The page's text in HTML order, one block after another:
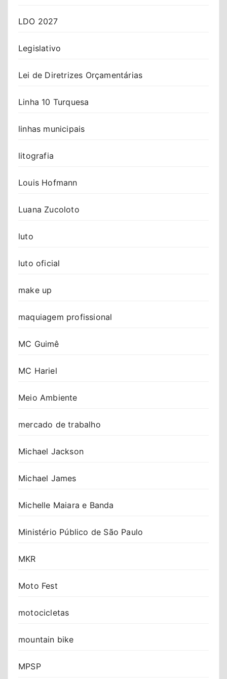
LDO 2027
Legislativo
Lei de Diretrizes Orçamentárias
Linha 10 Turquesa
linhas municipais
litografia
Louis Hofmann
Luana Zucoloto
luto
luto oficial
make up
maquiagem profissional
MC Guimê
MC Hariel
Meio Ambiente
mercado de trabalho
Michael Jackson
Michael James
Michelle Maiara e Banda
Ministério Público de São Paulo
MKR
Moto Fest
motocicletas
mountain bike
MPSP